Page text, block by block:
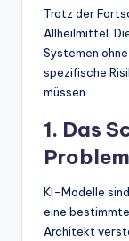
Trotz der
Allheilmittel.
Systemen
spezifische
müssen.
1. Das
Problem
KI-Modelle
eine
Architekt